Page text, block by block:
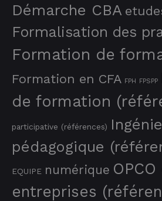
Démarche CBA
Formalisation des
Formation de
Formation en CFA FPH FPSPP
de formation
participative (références)
pédagogique
EQUIPE numérique
entreprises